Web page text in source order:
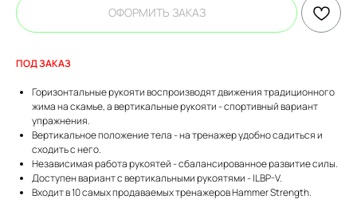
ОФОРМИТЬ ЗАКАЗ
ПОД ЗАКАЗ
Горизонтальные рукояти воспроизводят движения традиционного
жима на скамье, а вертикальные рукояти - спортивный вариант
упражнения.
Вертикальное положение тела - на тренажер удобно садиться и
сходить с него.
Независимая работа рукоятей - сбалансированное развитие силы.
Доступен вариант с вертикальными рукоятями - ILBP-V.
Входит в 10 самых продаваемых тренажеров Hammer Strength.